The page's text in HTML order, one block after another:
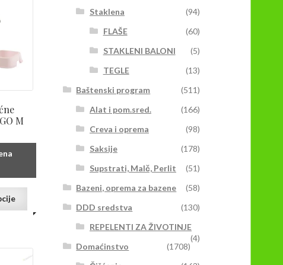
M
Opcije
Staklena
(94)
FLAŠE
(60)
STAKLENI BALONI
(5)
TEGLE
(13)
Baštenski program
(511)
Alat i pom.sred.
(166)
Creva i oprema
(98)
Saksije
(178)
Supstrati, Malč, Perlit
(51)
Bazeni, oprema za bazene
(58)
DDD sredstva
(130)
REPELENTI ZA ŽIVOTINJE
(4)
Domaćinstvo
(1708)